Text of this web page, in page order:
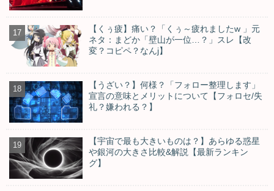
【くぅ疲】痛い？「くぅ～疲れましたw 」元
ネタ：まどか「壁山が一位…？」スレ【改
変？コピペ？なんj】
【うざい？】何様？「フォロー整理します」
宣言の意味とメリットについて【フォロセ/失
礼？嫌われる？】
【宇宙で最も大きいものは？】あらゆる惑星
や銀河の大きさ比較&解説【最新ランキン
グ】